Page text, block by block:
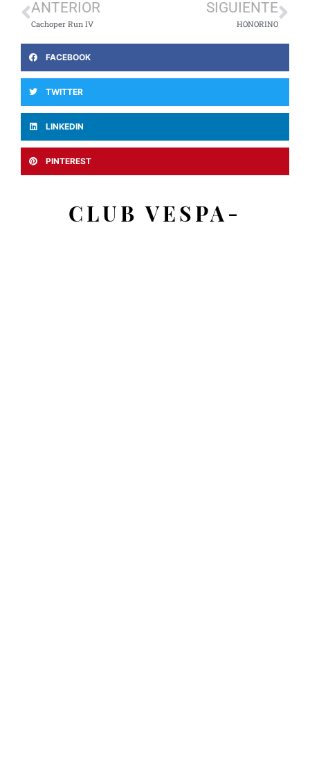
ANTERIOR
Cachoper Run IV
SIGUIENTE
HONORINO
FACEBOOK
TWITTER
LINKEDIN
PINTEREST
CLUB VESPA-